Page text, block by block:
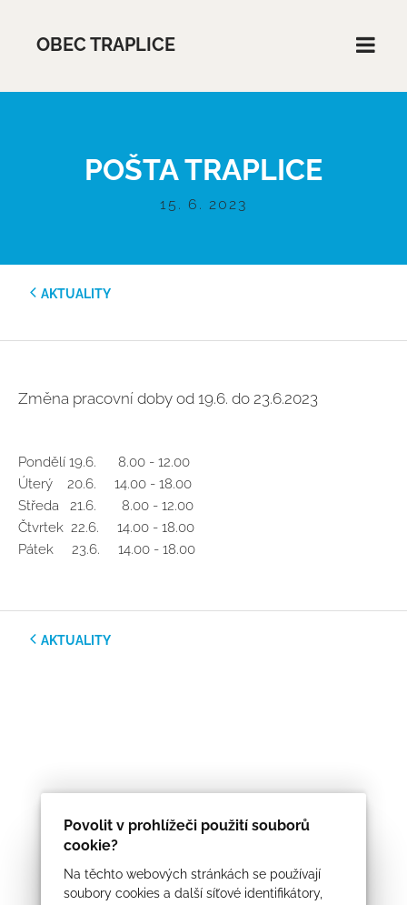
Povolit v prohlížeči použití souborů
cookie?
Na těchto webových stránkách se používají
soubory cookies a další síťové identifikátory,
OBEC TRAPLICE
POŠTA TRAPLICE
15. 6. 2023
AKTUALITY
Změna pracovní doby od 19.6. do 23.6.2023
Pondělí 19.6. 8.00 - 12.00
Úterý 20.6. 14.00 - 18.00
Středa 21.6. 8.00 - 12.00
Čtvrtek 22.6. 14.00 - 18.00
Pátek 23.6. 14.00 - 18.00
AKTUALITY